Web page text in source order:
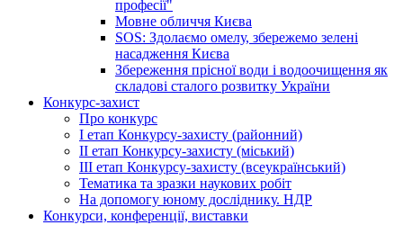
професії"
Мовне обличчя Києва
SOS: Здолаємо омелу, збережемо зелені
насадження Києва
Збереження прісної води і водоочищення як
складові сталого розвитку України
Конкурс-захист
Про конкурс
І етап Конкурсу-захисту (районний)
ІІ етап Конкурсу-захисту (міський)
ІІІ етап Конкурсу-захисту (всеукраїнський)
Тематика та зразки наукових робіт
На допомогу юному досліднику. НДР
Конкурси, конференції, виставки